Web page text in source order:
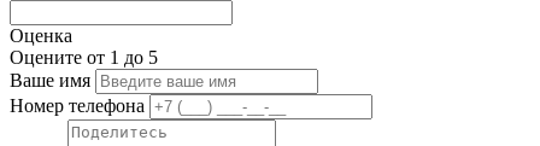
Оценка
Оцените от 1 до 5
Ваше имя
Номер телефона